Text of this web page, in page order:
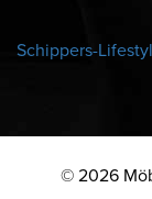
Schippers-
© 2026